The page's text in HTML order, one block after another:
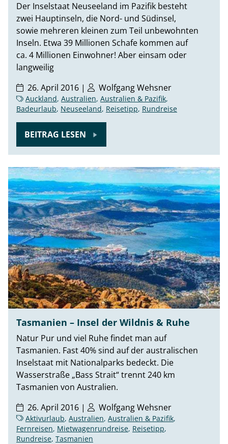
Der Inselstaat Neuseeland im Pazifik besteht
zwei Hauptinseln, die Nord- und Südinsel,
sowie mehreren kleinen zum Teil unbewohnten
Inseln. Etwa 39 Millionen Schafe kommen auf
ca. 4 Millionen Einwohner! Aber einsam oder
langweilig
26. April 2016 |
Wolfgang Wehsner
Auckland, Australien, Australien & Pazifik,
Badeurlaub, Neuseeland, Reisetipp, Rundreise
BEITRAG LESEN
Tasmanien – Insel der Wildnis & Ruhe
Natur Pur und viel Ruhe findet man auf
Tasmanien. Fast 40% sind auf der australischen
Inselstaat mit Nationalparks bedeckt. Die
Wasserstraße „Bass Strait“ trennt 240 km
Tasmanien von Australien.
26. April 2016 |
Wolfgang Wehsner
Aktivurlaub, Australien, Australien & Pazifik,
Fernreisen, Mietwagenrundreise, Reisetipp,
Rundreise, Tasmanien